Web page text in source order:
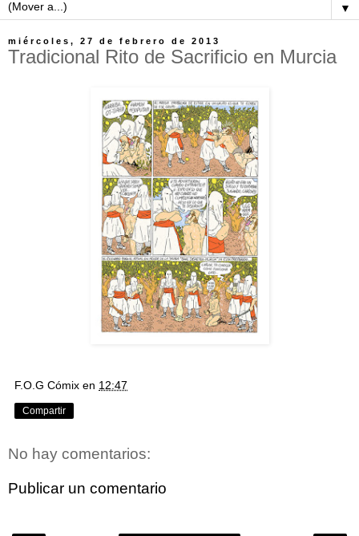
▼
miércoles, 27 de febrero de 2013
Tradicional Rito de Sacrificio en Murcia
F.O.G Cómix en 12:47
Compartir
No hay comentarios:
Publicar un comentario